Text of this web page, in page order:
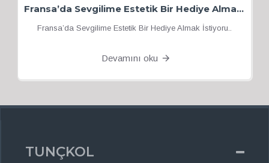
Fransa’da Sevgilime Estetik Bir Hediye Almak İstiyorum
Fransa’da Sevgilime Estetik Bir Hediye Almak İstiyoru..
Devamını oku
TUNÇKOL